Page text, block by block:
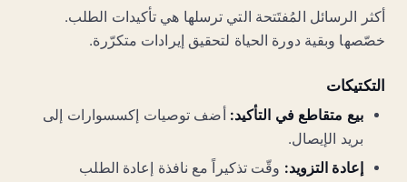
أكثر الرسائل المُفتَتحة التي ترسلها هي تأكيدات الطلب.
خصّصها وبقية دورة الحياة لتحقيق إيرادات متكرّرة.
التكتيكات
بيع متقاطع في التأكيد: أضف توصيات إكسسوارات إلى
بريد الإيصال.
إعادة التزويد: وقّت تذكيراً مع نافذة إعادة الطلب